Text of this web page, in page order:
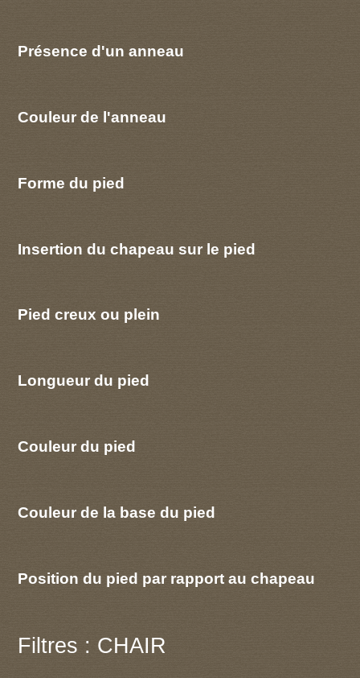
Présence d'un anneau
Couleur de l'anneau
Forme du pied
Insertion du chapeau sur le pied
Pied creux ou plein
Longueur du pied
Couleur du pied
Couleur de la base du pied
Position du pied par rapport au chapeau
Filtres : CHAIR